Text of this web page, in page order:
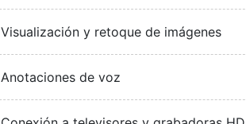
Visualización y retoque de imágenes
Anotaciones de voz